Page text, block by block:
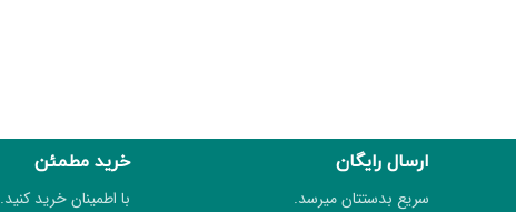
ارسال رایگان
سریع بدستتان میرسد.
خرید مطمئن
با اطمینان خرید کنید.